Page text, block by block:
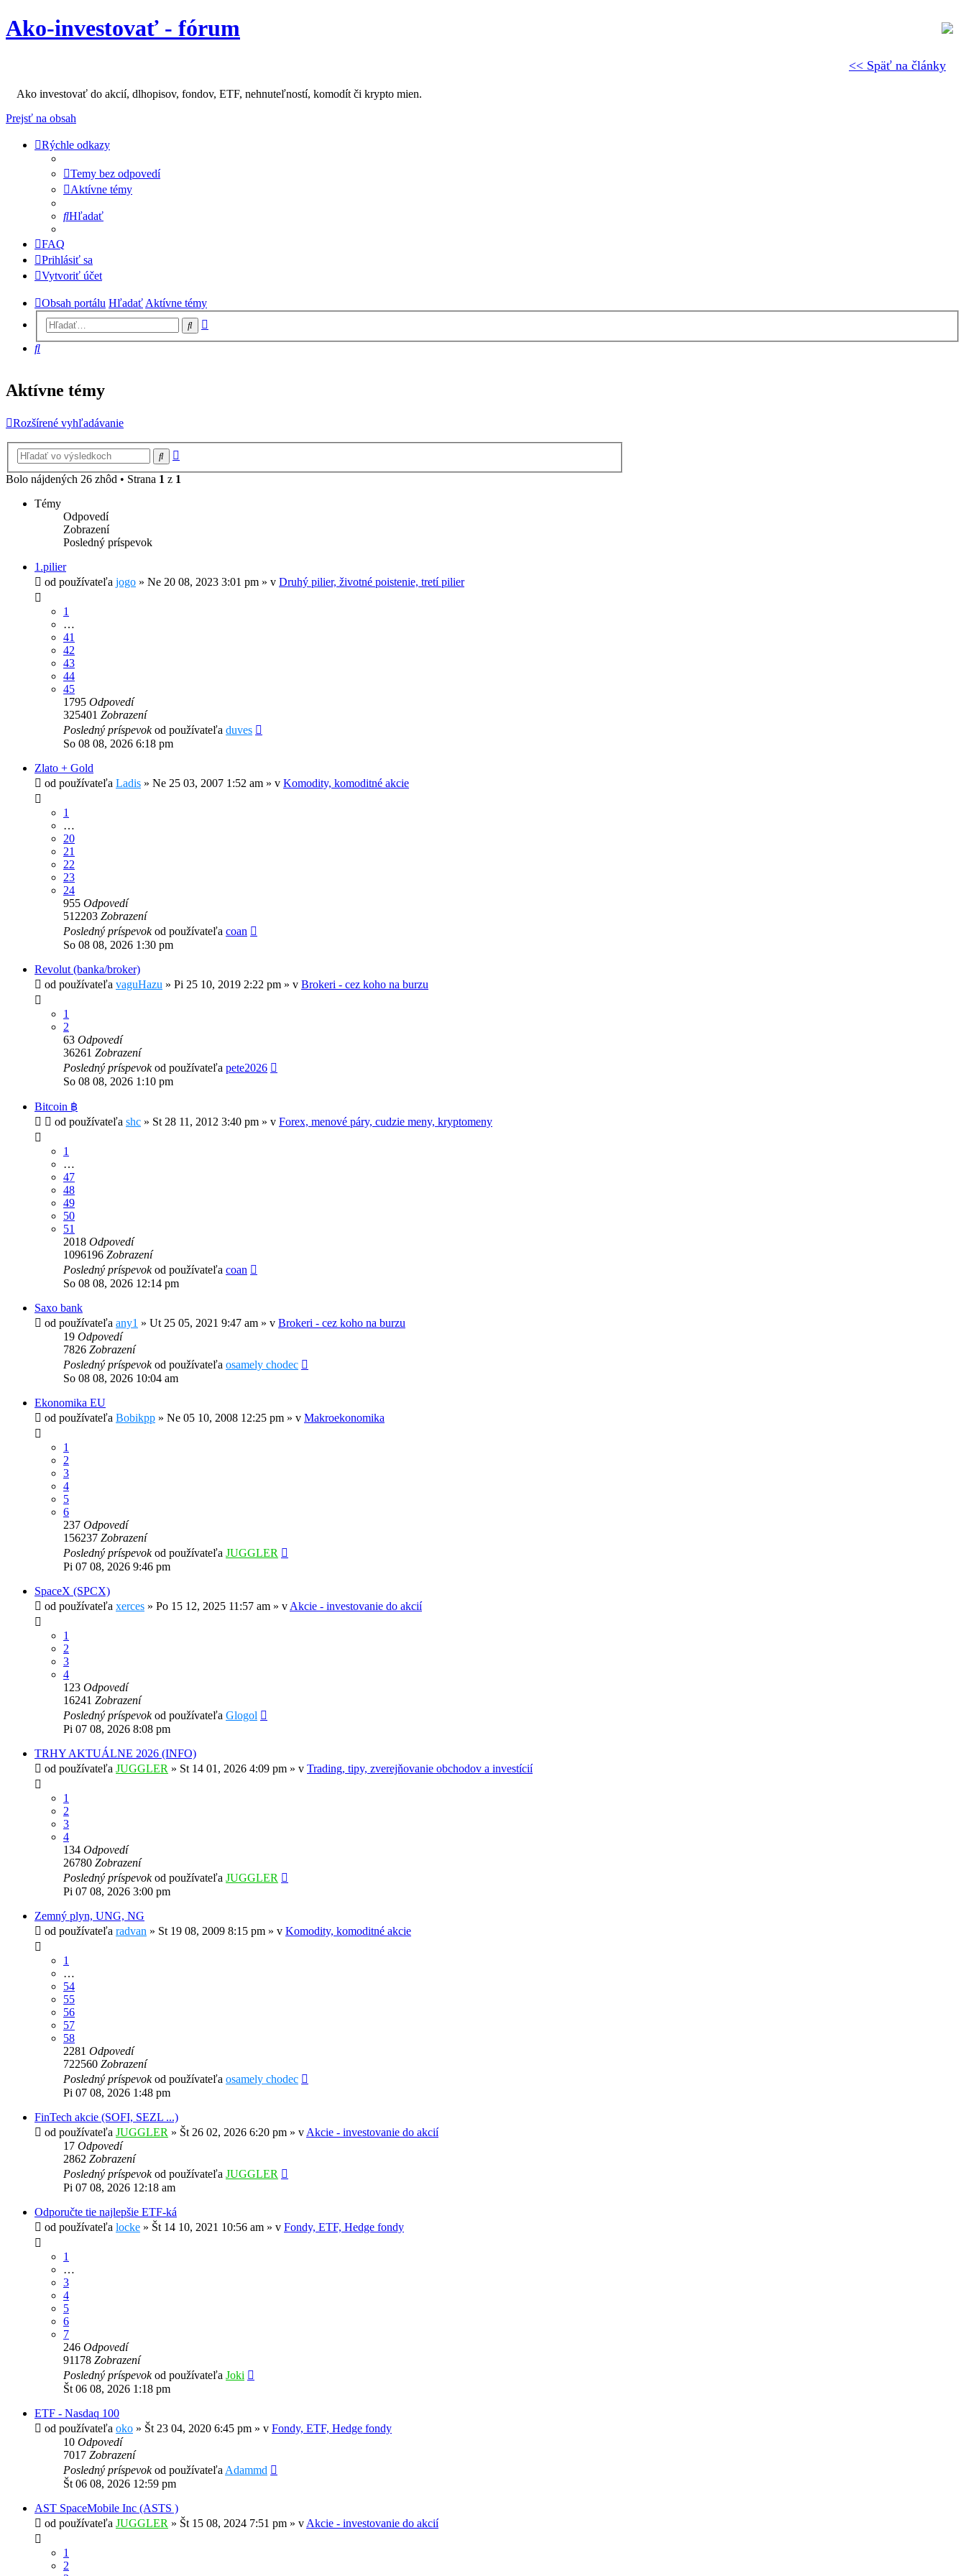
<< Späť na články
Ako-investovať - fórum
Ako investovať do akcií, dlhopisov, fondov, ETF, nehnuteľností, komodít či krypto mien.
Prejsť na obsah
Rýchle odkazy
Temy bez odpovedí
Aktívne témy
Hľadať
FAQ
Prihlásiť sa
Vytvoriť účet
Obsah portálu HľadaťAktívne témy
Hľadať
Hľadať
Aktívne témy
Rozšírené vyhľadávanie
Hľadať
Bolo nájdených 26 zhôd • Strana 1 z 1
Témy
Odpovedí
Zobrazení
Posledný príspevok
1.pilier
od používateľa jogo » Ne 20 08, 2023 3:01 pm » v Druhý pilier, životné poistenie, tretí pilier
1
…
41
42
43
44
45
1795 Odpovedí
325401 Zobrazení
Posledný príspevokod používateľa duves
So 08 08, 2026 6:18 pm
Zlato + Gold
od používateľa Ladis » Ne 25 03, 2007 1:52 am » v Komodity, komoditné akcie
1
…
20
21
22
23
24
955 Odpovedí
512203 Zobrazení
Posledný príspevokod používateľa coan
So 08 08, 2026 1:30 pm
Revolut (banka/broker)
od používateľa vaguHazu » Pi 25 10, 2019 2:22 pm » v Brokeri - cez koho na burzu
1
2
63 Odpovedí
36261 Zobrazení
Posledný príspevokod používateľa pete2026
So 08 08, 2026 1:10 pm
Bitcoin ฿
od používateľa shc » St 28 11, 2012 3:40 pm » v Forex, menové páry, cudzie meny, kryptomeny
1
…
47
48
49
50
51
2018 Odpovedí
1096196 Zobrazení
Posledný príspevokod používateľa coan
So 08 08, 2026 12:14 pm
Saxo bank
od používateľa any1 » Ut 25 05, 2021 9:47 am » v Brokeri - cez koho na burzu
19 Odpovedí
7826 Zobrazení
Posledný príspevokod používateľa osamely chodec
So 08 08, 2026 10:04 am
Ekonomika EU
od používateľa Bobikpp » Ne 05 10, 2008 12:25 pm » v Makroekonomika
1
2
3
4
5
6
237 Odpovedí
156237 Zobrazení
Posledný príspevokod používateľa JUGGLER
Pi 07 08, 2026 9:46 pm
SpaceX (SPCX)
od používateľa xerces » Po 15 12, 2025 11:57 am » vAkcie - investovanie do akcií
1
2
3
4
123 Odpovedí
16241 Zobrazení
Posledný príspevokod používateľa Glogol
Pi 07 08, 2026 8:08 pm
TRHY AKTUÁLNE 2026 (INFO)
od používateľa JUGGLER » St 14 01, 2026 4:09 pm » v Trading, tipy, zverejňovanie obchodov a investícií
1
2
3
4
134 Odpovedí
26780 Zobrazení
Posledný príspevokod používateľa JUGGLER
Pi 07 08, 2026 3:00 pm
Zemný plyn, UNG, NG
od používateľa radvan » St 19 08, 2009 8:15 pm » v Komodity, komoditné akcie
1
…
54
55
56
57
58
2281 Odpovedí
722560 Zobrazení
Posledný príspevokod používateľa osamely chodec
Pi 07 08, 2026 1:48 pm
FinTech akcie (SOFI, SEZL ...)
od používateľa JUGGLER » Št 26 02, 2026 6:20 pm » vAkcie - investovanie do akcií
17 Odpovedí
2862 Zobrazení
Posledný príspevokod používateľa JUGGLER
Pi 07 08, 2026 12:18 am
Odporučte tie najlepšie ETF-ká
od používateľa locke » Št 14 10, 2021 10:56 am » v Fondy, ETF, Hedge fondy
1
…
3
4
5
6
7
246 Odpovedí
91178 Zobrazení
Posledný príspevokod používateľa Joki
Št 06 08, 2026 1:18 pm
ETF - Nasdaq 100
od používateľa oko » Št 23 04, 2020 6:45 pm » v Fondy, ETF, Hedge fondy
10 Odpovedí
7017 Zobrazení
Posledný príspevokod používateľaAdammd
Št 06 08, 2026 12:59 pm
AST SpaceMobile Inc (ASTS )
od používateľa JUGGLER » Št 15 08, 2024 7:51 pm » vAkcie - investovanie do akcií
1
2